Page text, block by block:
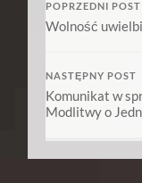
POPRZEDNI POST
Wolność
NASTĘPNY POST
Komunikat w
Modlitwy o